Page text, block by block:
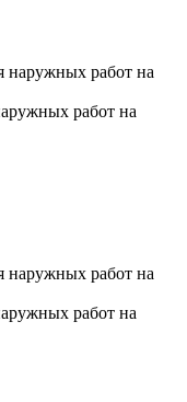
работ на
работ на